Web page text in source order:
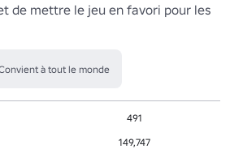
de mettre le jeu en favori pour les
à tout le monde
491
149,747